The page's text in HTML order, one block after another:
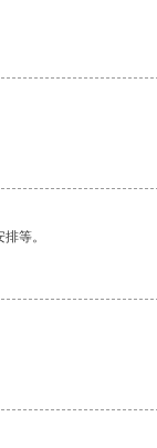
等。